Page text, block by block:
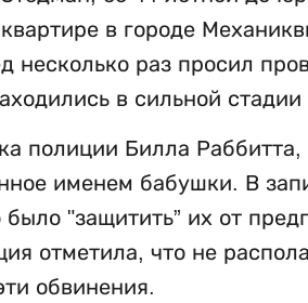
в городе
несколько раз просил
в сильной
полиции Билла
именем бабушки. В
"защитить” их от
отметила, что не
обвинения.